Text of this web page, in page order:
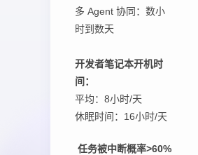
多 Agent 协同：数小
时到数天
开发者笔记本开机时
间：
平均：8小时/天
休眠时间：16小时/天
任务被中断概率>60%